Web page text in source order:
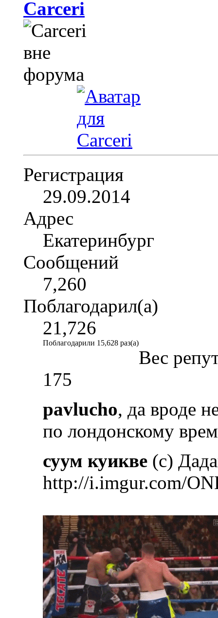
Carceri
Регистрация
29.09.2014
Адрес
Екатеринбург
Сообщений
7,260
Поблагодарил(а)
21,726
Поблагодарили 15,628 раз(а)
Вес
175
pavlucho, да вроде
по лондонскому
суум куикве (с)
http://i.imgur.com/